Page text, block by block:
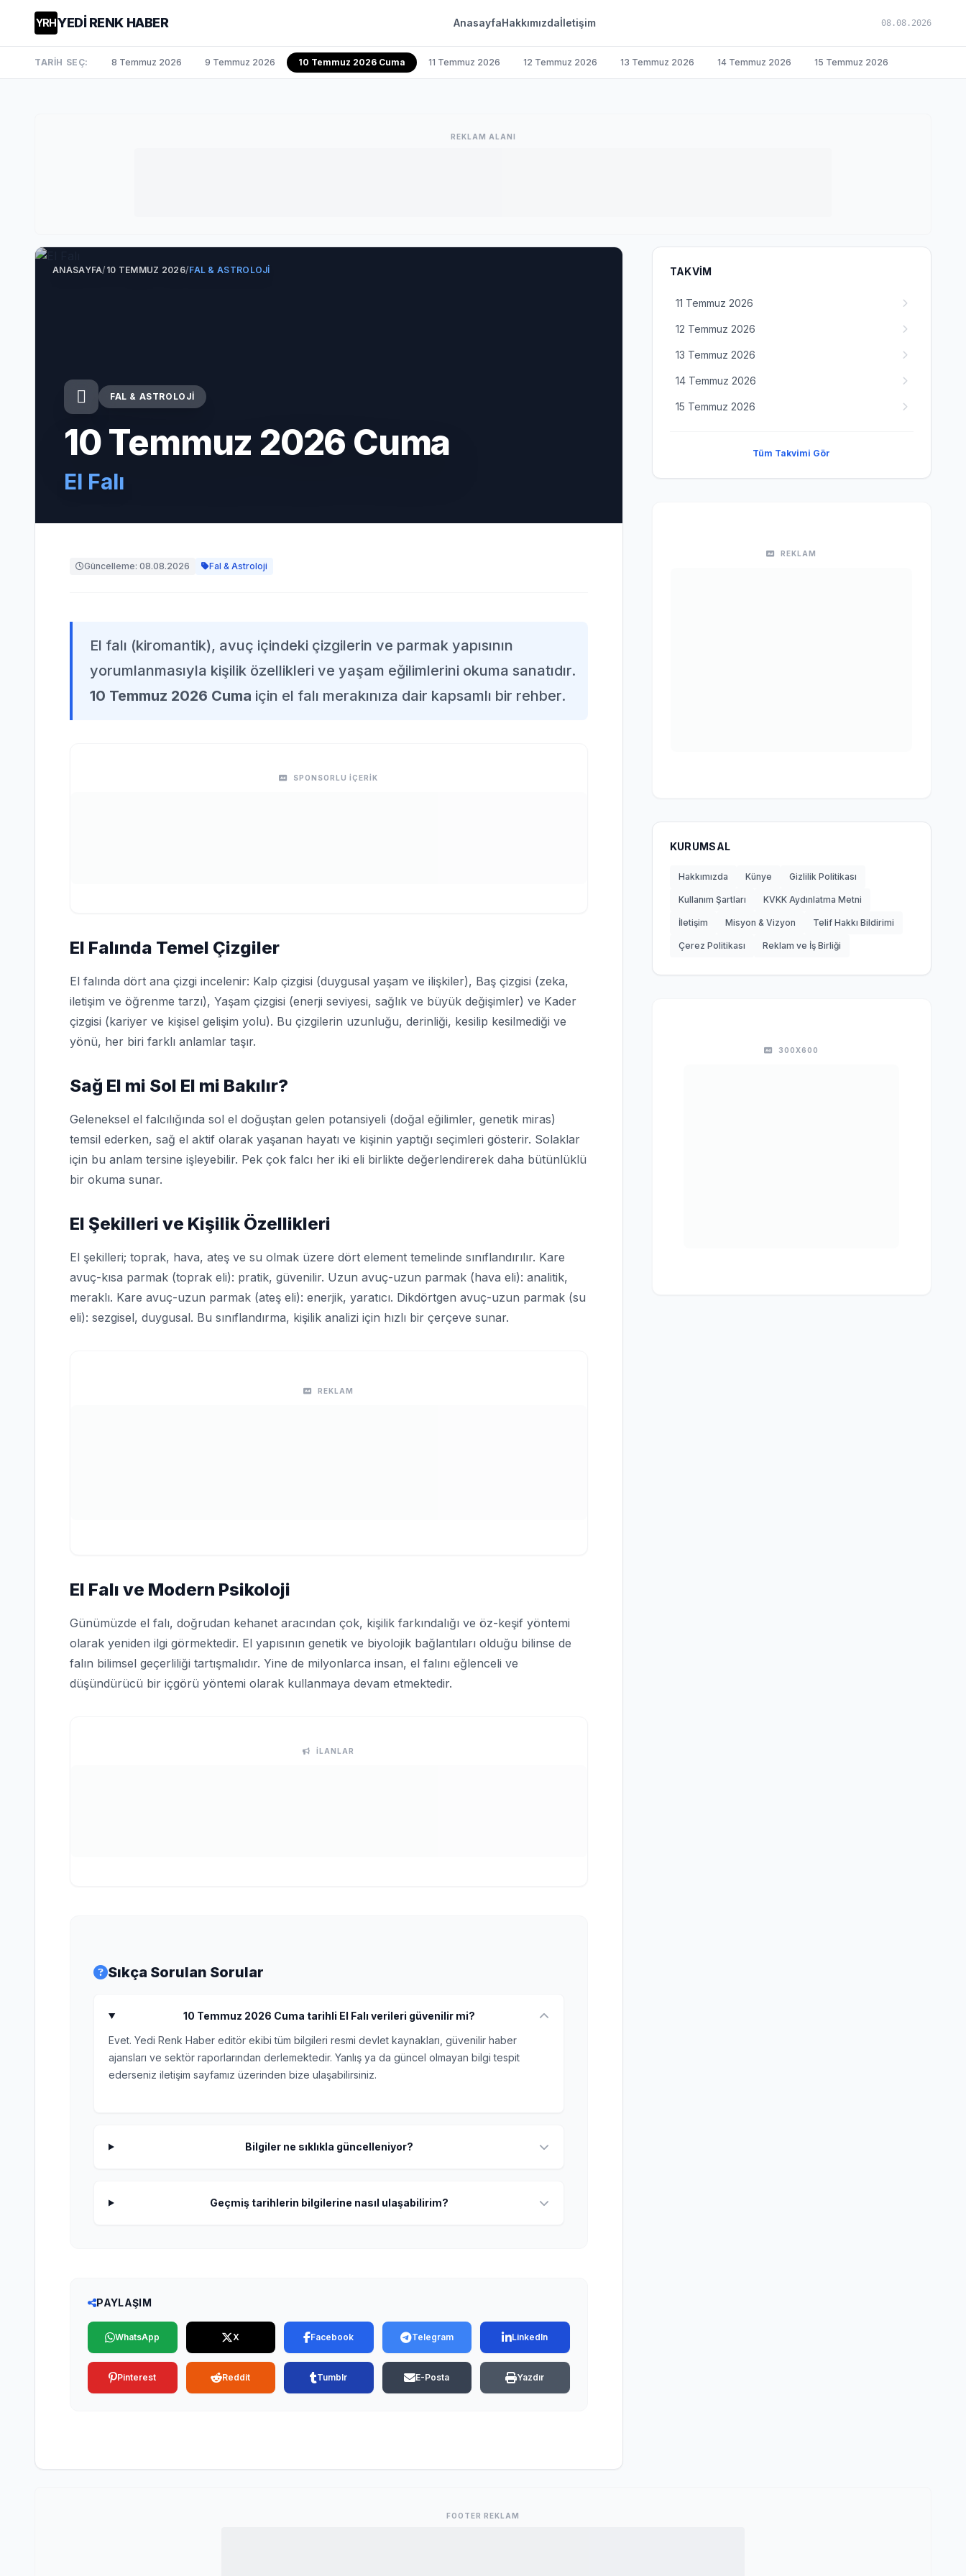
YRHYEDİ RENK HABER AnasayfaHakkımızdaİletişim 08.08.2026
TARİH SEÇ: 8 Temmuz 2026 9 Temmuz 2026 10 Temmuz 2026 Cuma 11 Temmuz 2026 12 Temmuz 2026 13 Temmuz 2026 14 Temmuz 2026 15 Temmuz 2026
REKLAM ALANI
ANASAYFA/10 TEMMUZ 2026/FAL & ASTROLOJI
FAL & ASTROLOJI
10 Temmuz 2026 Cuma
El Falı
Güncelleme: 08.08.2026 Fal & Astroloji
El falı (kiromantik), avuç içindeki çizgilerin ve parmak yapısının
yorumlanmasıyla kişilik özellikleri ve yaşam eğilimlerini okuma sanatıdır.
10 Temmuz 2026 Cuma için el falı merakınıza dair kapsamlı bir rehber.
SPONSORLU İÇERİK
El Falında Temel Çizgiler
El falında dört ana çizgi incelenir: Kalp çizgisi (duygusal yaşam ve ilişkiler), Baş çizgisi (zeka,
iletişim ve öğrenme tarzı), Yaşam çizgisi (enerji seviyesi, sağlık ve büyük değişimler) ve Kader
çizgisi (kariyer ve kişisel gelişim yolu). Bu çizgilerin uzunluğu, derinliği, kesilip kesilmediği ve
yönü, her biri farklı anlamlar taşır.
Sağ El mi Sol El mi Bakılır?
Geleneksel el falcılığında sol el doğuştan gelen potansiyeli (doğal eğilimler, genetik miras)
temsil ederken, sağ el aktif olarak yaşanan hayatı ve kişinin yaptığı seçimleri gösterir. Solaklar
için bu anlam tersine işleyebilir. Pek çok falcı her iki eli birlikte değerlendirerek daha bütünlüklü
bir okuma sunar.
El Şekilleri ve Kişilik Özellikleri
El şekilleri; toprak, hava, ateş ve su olmak üzere dört element temelinde sınıflandırılır. Kare
avuç-kısa parmak (toprak eli): pratik, güvenilir. Uzun avuç-uzun parmak (hava eli): analitik,
meraklı. Kare avuç-uzun parmak (ateş eli): enerjik, yaratıcı. Dikdörtgen avuç-uzun parmak (su
eli): sezgisel, duygusal. Bu sınıflandırma, kişilik analizi için hızlı bir çerçeve sunar.
REKLAM
El Falı ve Modern Psikoloji
Günümüzde el falı, doğrudan kehanet aracından çok, kişilik farkındalığı ve öz-keşif yöntemi
olarak yeniden ilgi görmektedir. El yapısının genetik ve biyolojik bağlantıları olduğu bilinse de
falın bilimsel geçerliliği tartışmalıdır. Yine de milyonlarca insan, el falını eğlenceli ve
düşündürücü bir içgörü yöntemi olarak kullanmaya devam etmektedir.
İLANLAR
Sıkça Sorulan Sorular
10 Temmuz 2026 Cuma tarihli El Falı verileri güvenilir mi?
Evet. Yedi Renk Haber editör ekibi tüm bilgileri resmi devlet kaynakları, güvenilir haber
ajansları ve sektör raporlarından derlemektedir. Yanlış ya da güncel olmayan bilgi tespit
ederseniz iletişim sayfamız üzerinden bize ulaşabilirsiniz.
Bilgiler ne sıklıkla güncelleniyor?
Geçmiş tarihlerin bilgilerine nasıl ulaşabilirim?
PAYLAŞIM
WhatsApp X Facebook Telegram LinkedIn
Pinterest Reddit Tumblr E-Posta Yazdır
TAKVIM
11 Temmuz 2026
12 Temmuz 2026
13 Temmuz 2026
14 Temmuz 2026
15 Temmuz 2026
Tüm Takvimi Gör
REKLAM
KURUMSAL
Hakkımızda Künye Gizlilik Politikası
Kullanım Şartları KVKK Aydınlatma Metni
İletişim Misyon & Vizyon Telif Hakkı Bildirimi
Çerez Politikası Reklam ve İş Birliği
300X600
FOOTER REKLAM